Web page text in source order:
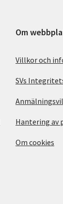
Om
Villkor och
SVs
Hantering av
Om cookies